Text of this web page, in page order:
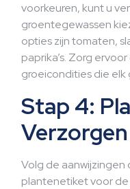
voorkeuren, kunt u
groentegewassen
opties zijn tomaten,
paprika’s. Zorg
groeicondities die
Stap 4:
Verzorgen
Volg de
plantenetiket voor